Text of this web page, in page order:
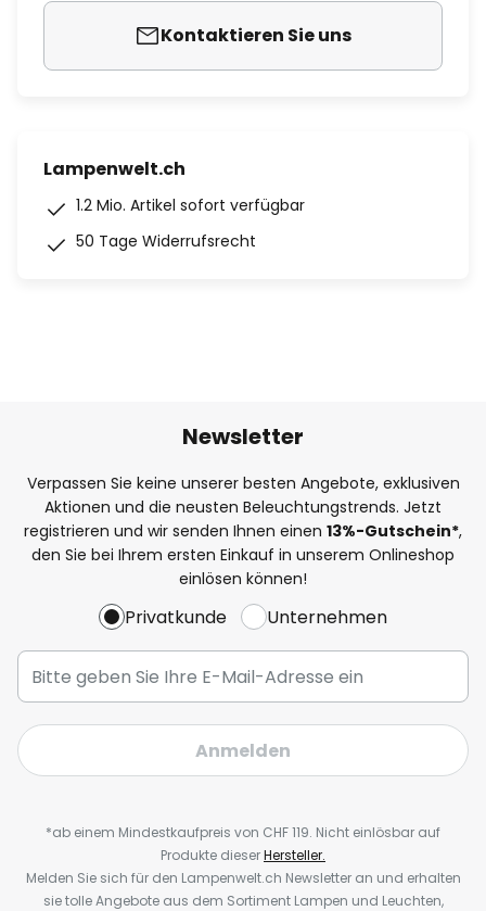
Kontaktieren Sie uns
Lampenwelt.ch
1.2 Mio. Artikel sofort verfügbar
50 Tage Widerrufsrecht
Newsletter
Verpassen Sie keine unserer besten Angebote, exklusiven
Aktionen und die neusten Beleuchtungstrends. Jetzt
registrieren und wir senden Ihnen einen 13%-Gutschein*,
den Sie bei Ihrem ersten Einkauf in unserem Onlineshop
einlösen können!
Privatkunde Unternehmen
Anmelden
*ab einem Mindestkaufpreis von CHF 119. Nicht einlösbar auf
Produkte dieserHersteller.
Melden Sie sich für den Lampenwelt.ch Newsletter an und erhalten
sie tolle Angebote aus dem Sortiment Lampen und Leuchten,